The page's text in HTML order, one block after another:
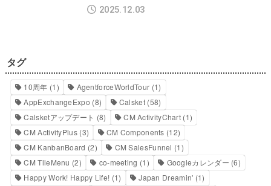
2025.12.03
タグ
10周年 (1) AgentforceWorldTour (1)
AppExchangeExpo (8) Calsket(58)
Calsketアップデート (8) CM ActivityChart (1)
CM ActivityPlus(3) CM Components (12)
CM KanbanBoard (2) CM SalesFunnel (1)
CM TileMenu (2) co-meeting (1) Googleカレンダー (6)
Happy Work! Happy Life! (1) Japan Dreamin' (1)